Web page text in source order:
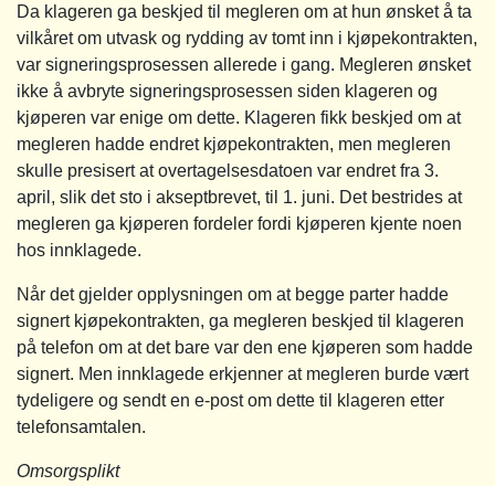
Da klageren ga beskjed til megleren om at hun ønsket å ta
vilkåret om utvask og rydding av tomt inn i kjøpekontrakten,
var signeringsprosessen allerede i gang. Megleren ønsket
ikke å avbryte signeringsprosessen siden klageren og
kjøperen var enige om dette. Klageren fikk beskjed om at
megleren hadde endret kjøpekontrakten, men megleren
skulle presisert at overtagelsesdatoen var endret fra 3.
april, slik det sto i akseptbrevet, til 1. juni. Det bestrides at
megleren ga kjøperen fordeler fordi kjøperen kjente noen
hos innklagede.
Når det gjelder opplysningen om at begge parter hadde
signert kjøpekontrakten, ga megleren beskjed til klageren
på telefon om at det bare var den ene kjøperen som hadde
signert. Men innklagede erkjenner at megleren burde vært
tydeligere og sendt en e-post om dette til klageren etter
telefonsamtalen.
Omsorgsplikt